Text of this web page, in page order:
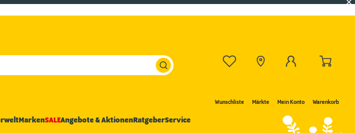
Wunschliste Märkte Mein Konto Warenkorb
MarkenSALEAngebote & AktionenRatgeberService